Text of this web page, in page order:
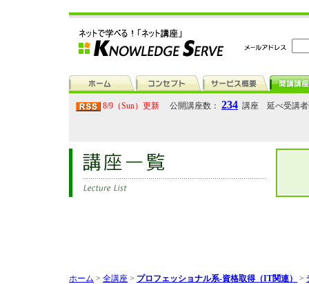
8/9（Sun）更新 公開講座数： 234 講座 延べ受講
ホーム > 全講座 > プロフェッショナル系-資格取得（IT関連） >